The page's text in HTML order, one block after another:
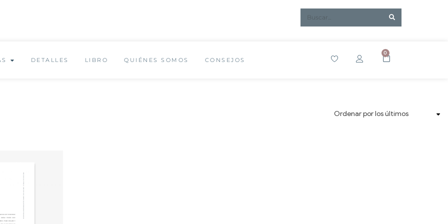
DETALLES LIBRO QUIÉNES SOMOS CONSEJOS
0